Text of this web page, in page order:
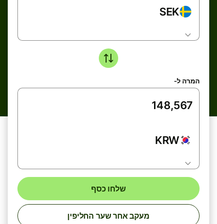
SEK
המרה ל-
KRW
שלחו כסף
מעקב אחר שער החליפין